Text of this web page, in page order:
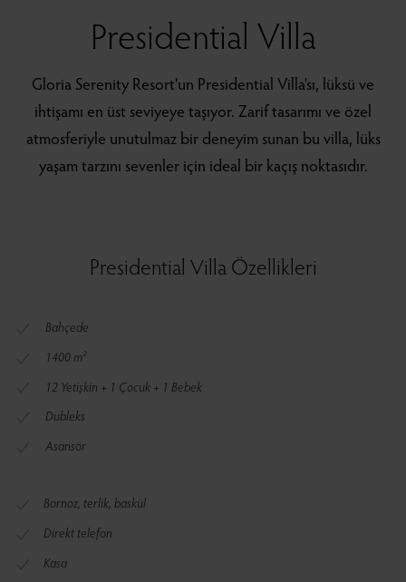
Presidential Villa
Gloria Serenity Resort'un Presidential Villa'sı, lüksü ve
ihtişamı en üst seviyeye taşıyor. Zarif tasarımı ve özel
atmosferiyle unutulmaz bir deneyim sunan bu villa, lüks
yaşam tarzını sevenler için ideal bir kaçış noktasıdır.
Presidential Villa Özellikleri
Bahçede
1400 m²
12 Yetişkin + 1 Çocuk + 1 Bebek
Dubleks
Asansör
Bornoz, terlik, baskül
Direkt telefon
Kasa